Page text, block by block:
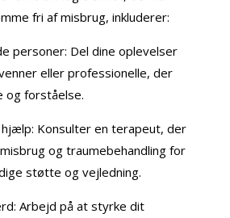
fri af misbrug, inkluderer:
personer: Del dine oplevelser
eller professionelle, der
og forståelse.
Konsulter en terapeut, der
og traumebehandling for
støtte og vejledning.
Arbejd på at styrke dit